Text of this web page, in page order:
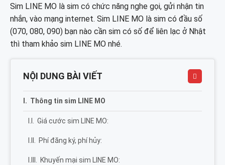
Sim LINE MO là sim có chức năng nghe gọi, gửi nhận tin
nhắn, vào mạng internet. Sim LINE MO là sim có đầu số
(070, 080, 090) bạn nào cần sim có số để liên lạc ở Nhật
thì tham khảo sim LINE MO nhé.
NỘI DUNG BÀI VIẾT
Thông tin sim LINE MO
Giá cước sim LINE MO:
Phí đăng ký, phí hủy:
Khuyến mại sim LINE MO: